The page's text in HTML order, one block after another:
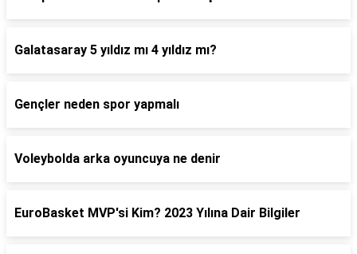
Galatasaray 5 yıldız mı 4 yıldız mı?
Gençler neden spor yapmalı
Voleybolda arka oyuncuya ne denir
EuroBasket MVP'si Kim? 2023 Yılına Dair Bilgiler